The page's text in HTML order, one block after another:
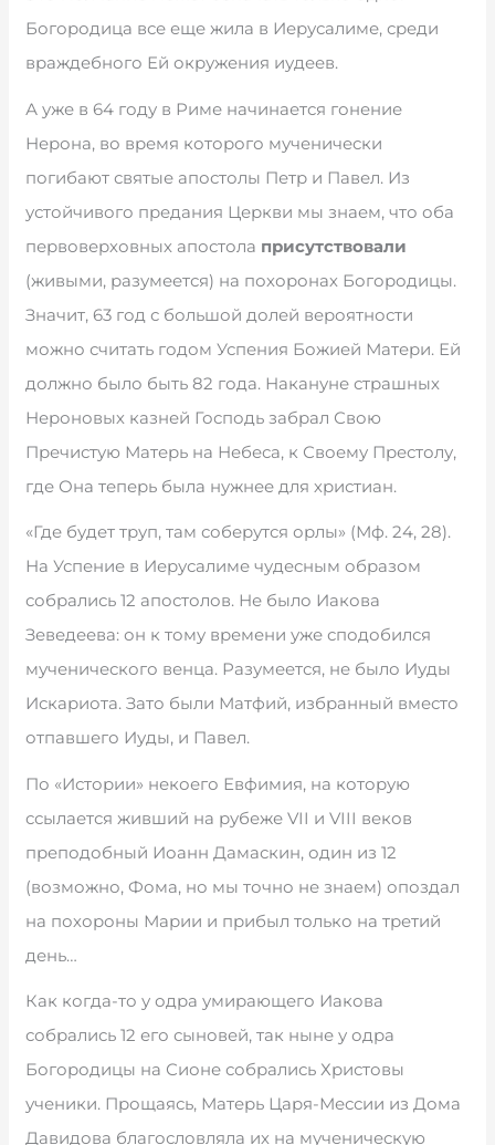
Богородица все еще жила в Иерусалиме, среди
враждебного Ей окружения иудеев.
А уже в 64 году в Риме начинается гонение
Нерона, во время которого мученически
погибают святые апостолы Петр и Павел. Из
устойчивого предания Церкви мы знаем, что оба
первоверховных апостола присутствовали
(живыми, разумеется) на похоронах Богородицы.
Значит, 63 год с большой долей вероятности
можно считать годом Успения Божией Матери. Ей
должно было быть 82 года. Накануне страшных
Нероновых казней Господь забрал Свою
Пречистую Матерь на Небеса, к Своему Престолу,
где Она теперь была нужнее для христиан.
«Где будет труп, там соберутся орлы» (Мф. 24, 28).
На Успение в Иерусалиме чудесным образом
собрались 12 апостолов. Не было Иакова
Зеведеева: он к тому времени уже сподобился
мученического венца. Разумеется, не было Иуды
Искариота. Зато были Матфий, избранный вместо
отпавшего Иуды, и Павел.
По «Истории» некоего Евфимия, на которую
ссылается живший на рубеже VII и VIII веков
преподобный Иоанн Дамаскин, один из 12
(возможно, Фома, но мы точно не знаем) опоздал
на похороны Марии и прибыл только на третий
день…
Как когда-то у одра умирающего Иакова
собрались 12 его сыновей, так ныне у одра
Богородицы на Сионе собрались Христовы
ученики. Прощаясь, Матерь Царя-Мессии из Дома
Давидова благословляла их на мученическую